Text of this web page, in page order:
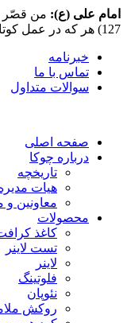
امام علی (ع): من قصّر
127) هر که در عمل کوتاهی کند، به اندوه گرفتار آید.
خبرنامه
تماس با ما
سوالات متداول
صفحه اصلی
درباره چوکا
تاریخچه
هیات
معاونین و
محصولات
کاغذ
تست لاینر
لاینر
فلوتینگ
نئوپان
روکش